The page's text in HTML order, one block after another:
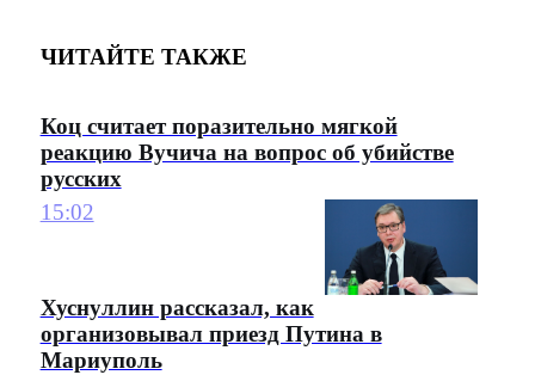
ЧИТАЙТЕ ТАКЖЕ
Коц считает поразительно мягкой
реакцию Вучича на вопрос об убийстве
русских
15:02
Хуснуллин рассказал, как
организовывал приезд Путина в
Мариуполь